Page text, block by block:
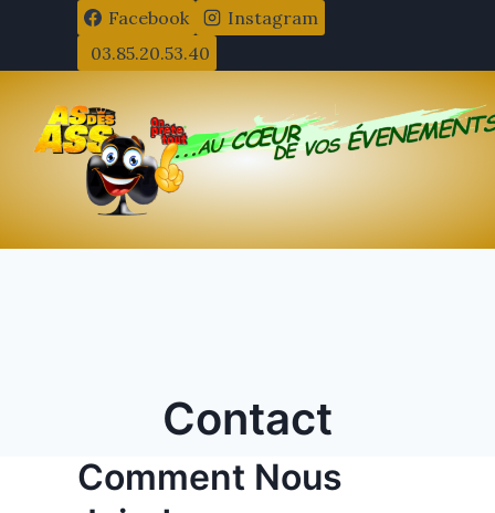
contenu
Facebook
Instagram
03.85.20.53.40
Contact
Comment Nous